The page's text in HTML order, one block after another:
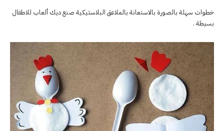
خطوات سهلة بالصورة بالاستعانة بالملاعق البلاستيكية صنع ديك ألعاب للاطفال
بسيطة .